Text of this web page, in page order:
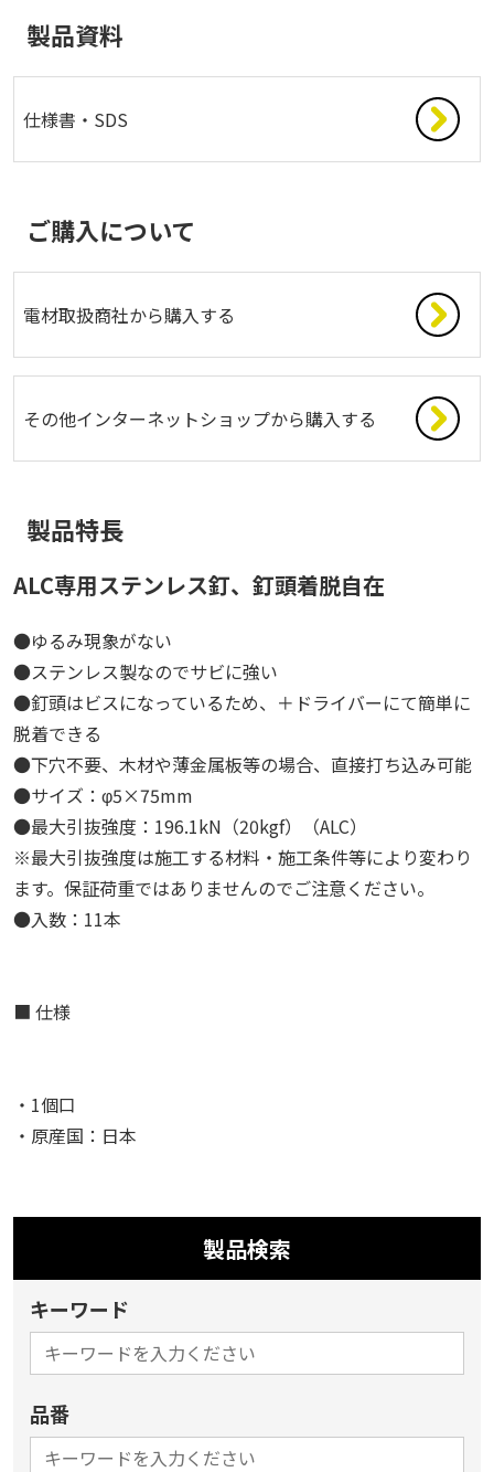
製品資料
仕様書・SDS
ご購入について
電材取扱商社から購入する
その他インターネットショップから購入する
製品特長
ALC専用ステンレス釘、釘頭着脱自在
●ゆるみ現象がない
●ステンレス製なのでサビに強い
●釘頭はビスになっているため、＋ドライバーにて簡単に
脱着できる
●下穴不要、木材や薄金属板等の場合、直接打ち込み可能
●サイズ：φ5×75mm
●最大引抜強度：196.1kN（20kgf）（ALC）
※最大引抜強度は施工する材料・施工条件等により変わり
ます。保証荷重ではありませんのでご注意ください。
●入数：11本
■ 仕様
・1個口
・原産国：日本
製品検索
キーワード
品番